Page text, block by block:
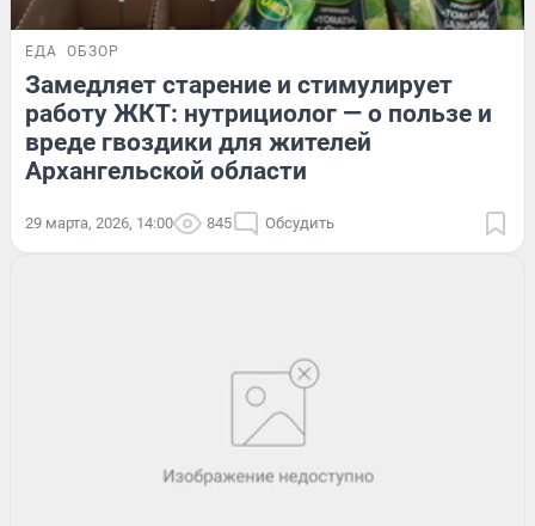
ЕДА ОБЗОР
Замедляет старение и стимулирует
работу ЖКТ: нутрициолог — о пользе и
вреде гвоздики для жителей
Архангельской области
29 марта, 2026, 14:00 845 Обсудить